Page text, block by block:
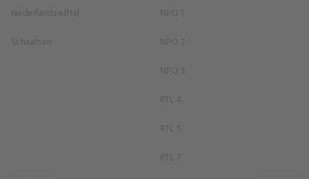
Nederlands elftal
Schaatsen
NPO 1
NPO 2
NPO 3
RTL 4
RTL 5
RTL 7